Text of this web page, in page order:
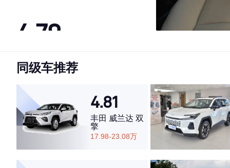
4.79
·外观表现较为优秀，优于74%同级车
·空间表现较为优秀，优于77%同级车
同级车推荐
4.81
丰田 威兰达 双
擎
17.98-23.08万